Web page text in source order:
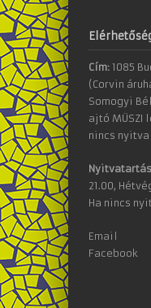
Cím: 1085
(Corvin
Somogyi
ajtó MÜSZI
nincs
21.00,
Ha nincs
Email
Facebook